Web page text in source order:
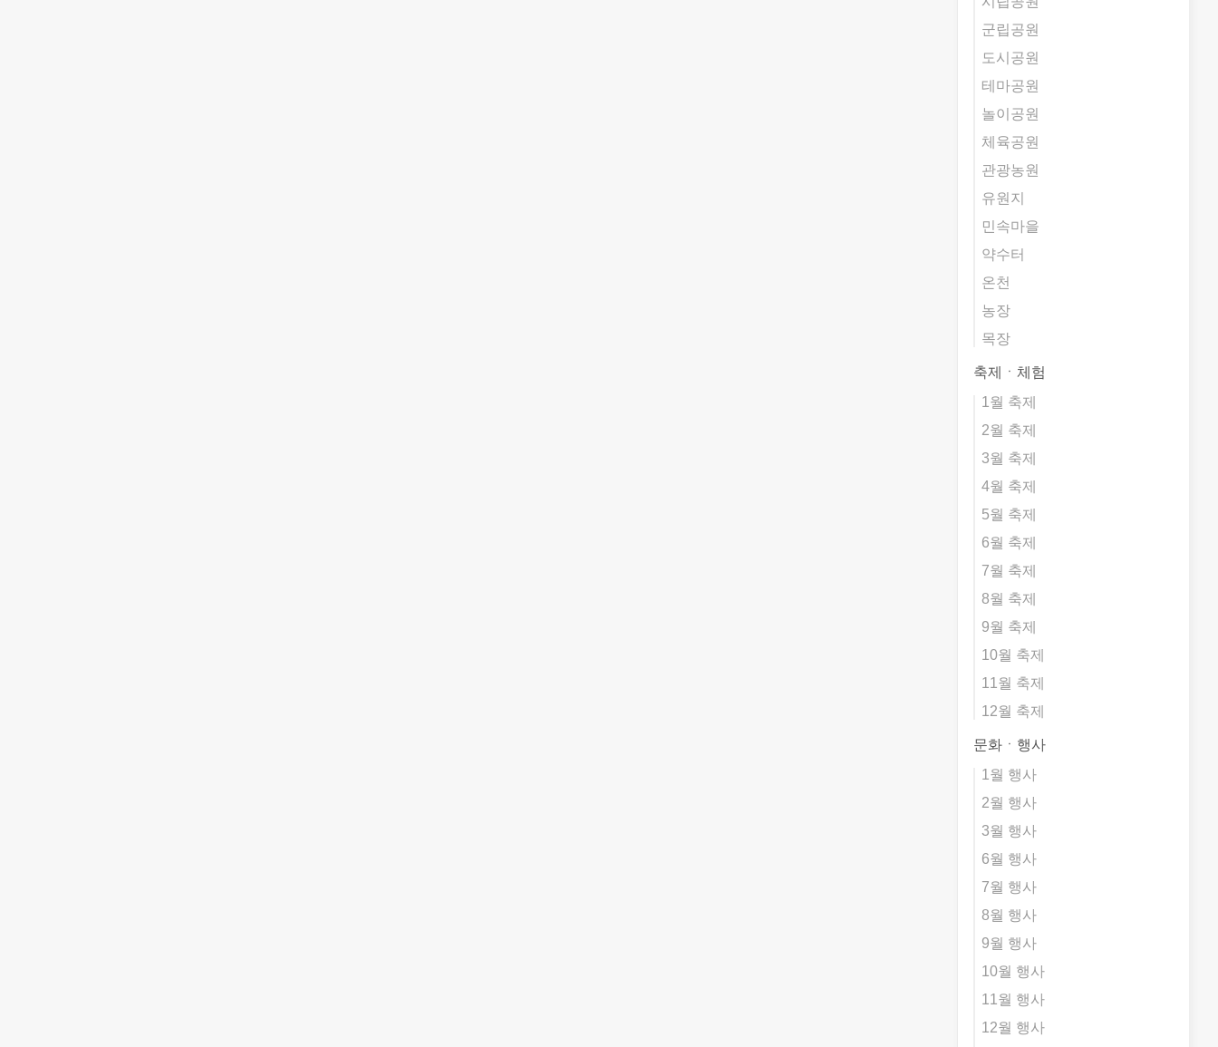
군립공원
도시공원
테마공원
놀이공원
체육공원
관광농원
유원지
민속마을
약수터
온천
농장
목장
축제ㆍ체험
1월 축제
2월 축제
3월 축제
4월 축제
5월 축제
6월 축제
7월 축제
8월 축제
9월 축제
10월 축제
11월 축제
12월 축제
문화ㆍ행사
1월 행사
2월 행사
3월 행사
6월 행사
7월 행사
8월 행사
9월 행사
10월 행사
11월 행사
12월 행사